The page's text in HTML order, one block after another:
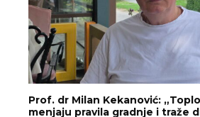
Prof. dr Milan Kekanović:
menjaju pravila gradnje i traže